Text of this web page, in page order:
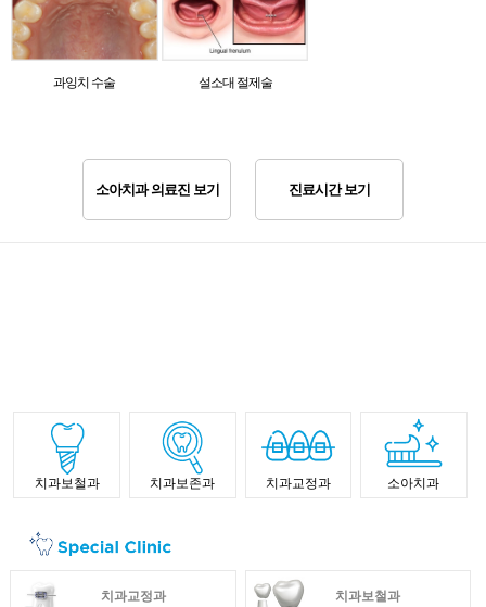
과잉치 수술 설소대 절제술
소아치과 의료진 보기 진료시간 보기
치과보철과 치과보존과 치과교정과 소아치과
치과교정과 치과보철과